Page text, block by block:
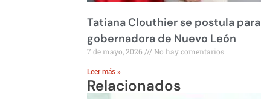
Tatiana Clouthier se postula para
gobernadora de Nuevo León
7 de mayo, 2026 No hay comentarios
Leer más »
Relacionados